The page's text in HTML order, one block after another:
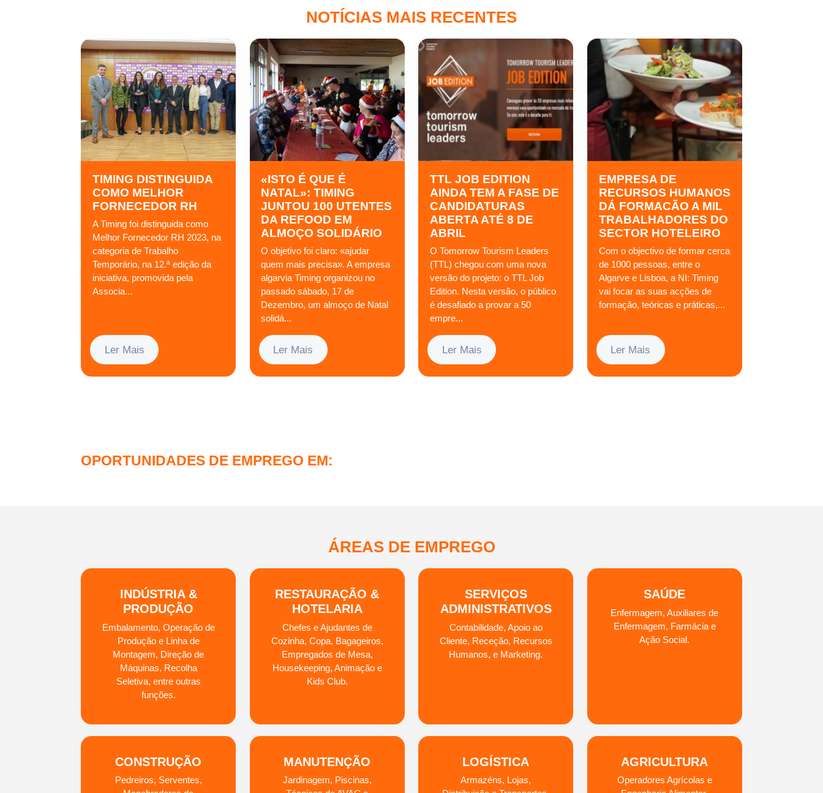
NOTÍCIAS MAIS RECENTES
TIMING DISTINGUIDA
COMO MELHOR
FORNECEDOR RH
A Timing foi distinguida como
Melhor Fornecedor RH 2023, na
categoria de Trabalho
Temporário, na 12.ª edição da
iniciativa, promovida pela
Associa...
Ler Mais
«ISTO É QUE É
NATAL»: TIMING
JUNTOU 100 UTENTES
DA REFOOD EM
ALMOÇO SOLIDÁRIO
O objetivo foi claro: «ajudar
quem mais precisa». A empresa
algarvia Timing organizou no
passado sábado, 17 de
Dezembro, um almoço de Natal
solidá...
Ler Mais
TTL JOB EDITION
AINDA TEM A FASE DE
CANDIDATURAS
ABERTA ATÉ 8 DE
ABRIL
O Tomorrow Tourism Leaders
(TTL) chegou com uma nova
versão do projeto: o TTL Job
Edition. Nesta versão, o público
é desafiado a provar a 50
empre...
Ler Mais
EMPRESA DE
RECURSOS HUMANOS
DÁ FORMACÃO A MIL
TRABALHADORES DO
SECTOR HOTELEIRO
Com o objectivo de formar cerca
de 1000 pessoas, entre o
Algarve e Lisboa, a NI: Timing
vai focar as suas acções de
formação, teóricas e práticas,...
Ler Mais
OPORTUNIDADES DE EMPREGO EM:
ÁREAS DE EMPREGO
INDÚSTRIA &
PRODUÇÃO
Embalamento, Operação de
Produção e Linha de
Montagem, Direção de
Máquinas, Recolha
Seletiva, entre outras
funções.
RESTAURAÇÃO &
HOTELARIA
Chefes e Ajudantes de
Cozinha, Copa, Bagageiros,
Empregados de Mesa,
Housekeeping, Animação e
Kids Club.
SERVIÇOS
ADMINISTRATIVOS
Contabilidade, Apoio ao
Cliente, Receção, Recursos
Humanos, e Marketing.
SAÚDE
Enfermagem, Auxiliares de
Enfermagem, Farmácia e
Ação Social.
CONSTRUÇÃO
Pedreiros, Serventes,
MANUTENÇÃO
Jardinagem, Piscinas,
LOGÍSTICA
Armazéns, Lojas,
AGRICULTURA
Operadores Agrícolas e